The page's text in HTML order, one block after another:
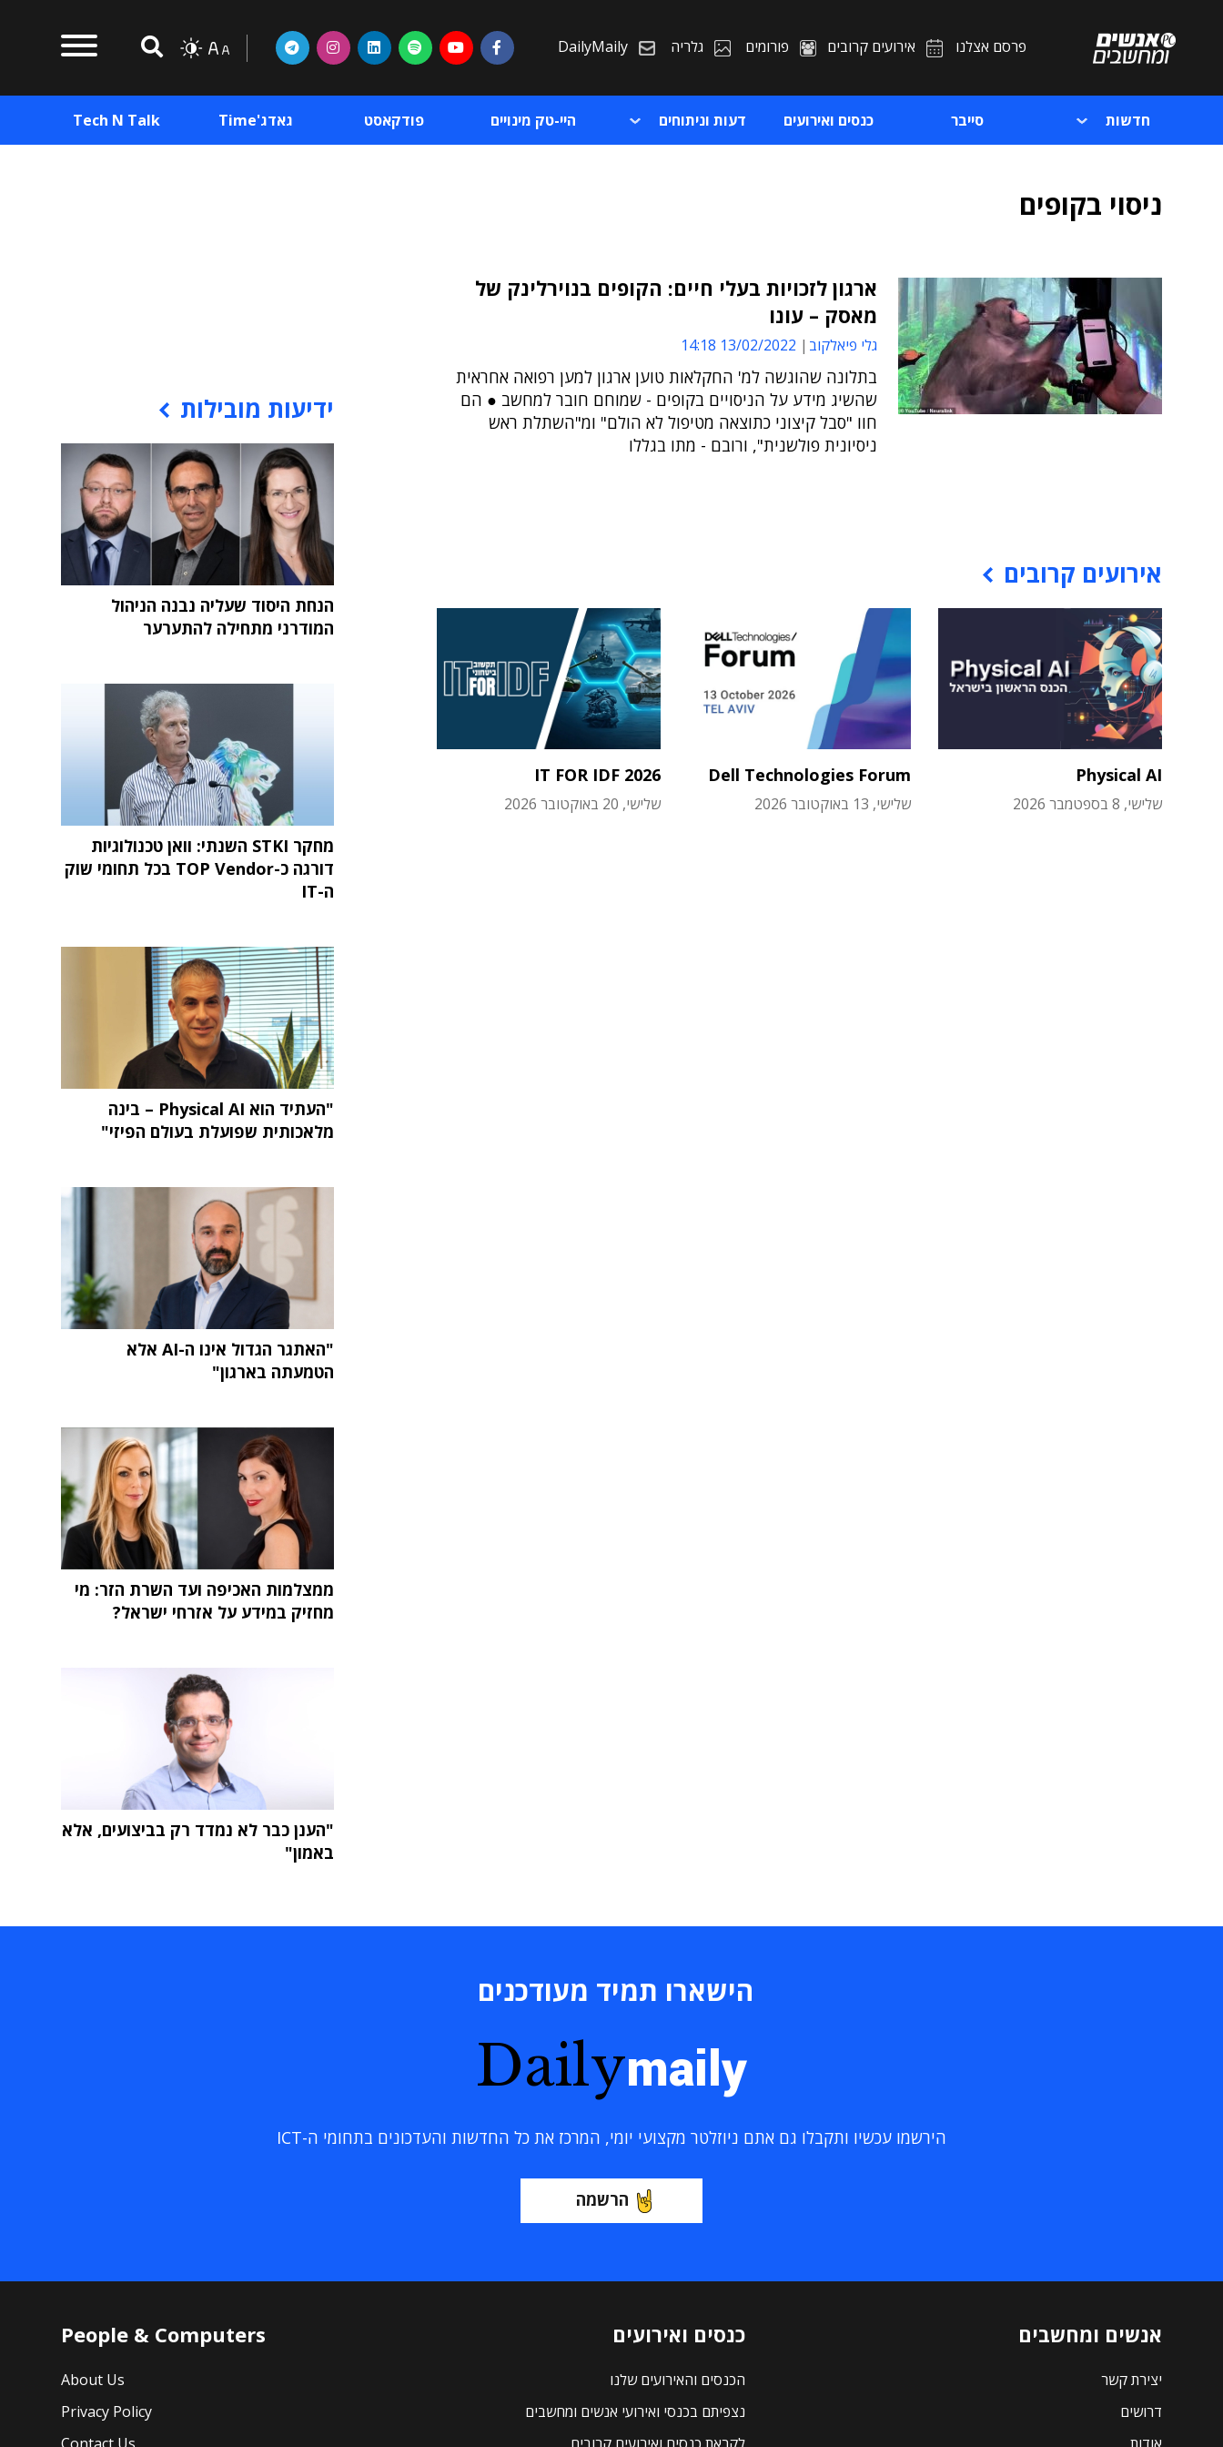
פרסם אצלנו אירועים קרובים פורומים גלריה DailyMaily
חדשות סייבר כנסים ואירועים דעות וניתוחים היי-טק מינויים פודקאסט גאדג'Time Tech N Talk
ניסוי בקופים
ארגון לזכויות בעלי חיים: הקופים בנוירלינק של
מאסק – עונו
גלי פיאלקוב 13/02/2022 14:18
בתלונה שהוגשה למ' החקלאות טוען ארגון למען רפואה אחראית
שהשיג מידע על הניסויים בקופים - שמוחם חובר למחשב ● הם
חוו "סבל קיצוני כתוצאה מטיפול לא הולם" ומ"השתלת ראש
ניסיונית פולשנית", ורובם - מתו בגללו
אירועים קרובים
Physical AI
שלישי, 8 בספטמבר 2026
Dell Technologies Forum
שלישי, 13 באוקטובר 2026
IT FOR IDF 2026
שלישי, 20 באוקטובר 2026
ידיעות מובילות
הנחת היסוד שעליה נבנה הניהול
המודרני מתחילה להתערער
מחקר STKI השנתי: וואן טכנולוגיות
דורגה כ-TOP Vendor בכל תחומי שוק
ה-IT
"העתיד הוא Physical AI – בינה
מלאכותית שפועלת בעולם הפיזי"
"האתגר הגדול אינו ה-AI אלא
הטמעתה בארגון"
ממצלמות האכיפה ועד השרת הזר: מי
מחזיק במידע על אזרחי ישראל?
"הענן כבר לא נמדד רק בביצועים, אלא
באמון"
הישארו תמיד מעודכנים
Dailymaily
הירשמו עכשיו ותקבלו גם אתם ניוזלטר מקצועי יומי, המרכז את כל החדשות והעדכונים בתחומי ה-ICT
הרשמה
אנשים ומחשבים
יצירת קשר
דרושים
כנסים ואירועים
הכנסים והאירועים שלנו
נצפיתם בכנסי ואירועי אנשים ומחשבים
People & Computers
About Us
Privacy Policy